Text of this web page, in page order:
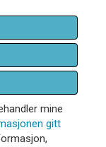
mine
gitt